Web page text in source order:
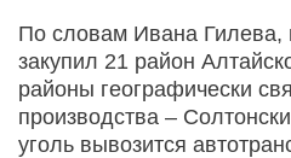
По словам Ивана Гилева,
закупил 21 район
районы географически
производства –
уголь вывозится